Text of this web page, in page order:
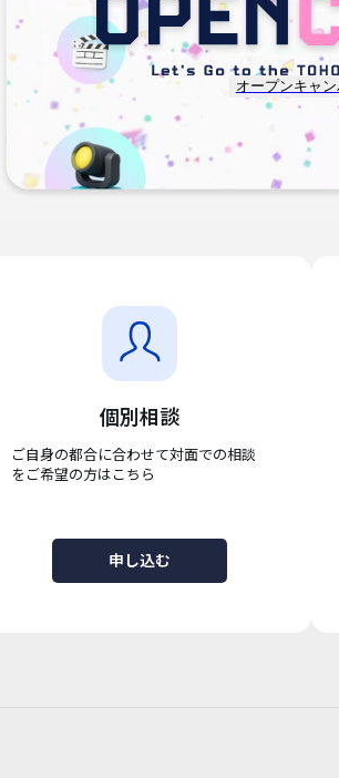
オープンキャ
個別相談
ご自身の都合に合わせて対面での相談
をご希望の方はこちら
申し込む